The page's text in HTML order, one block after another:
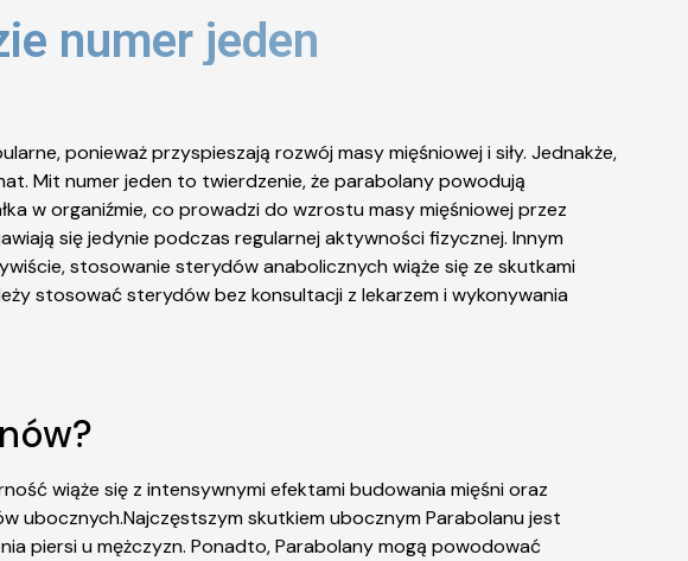
numer jeden
ponieważ przyspieszają rozwój masy mięśniowej i siły. Jednakże,
Mit numer jeden to twierdzenie, że parabolany powodują
w organiźmie, co prowadzi do wzrostu masy mięśniowej przez
się jedynie podczas regularnej aktywności fizycznej. Innym
stosowanie sterydów anabolicznych wiąże się ze skutkami
stosować sterydów bez konsultacji z lekarzem i wykonywania
wiąże się z intensywnymi efektami budowania mięśni oraz
ubocznych.Najczęstszym skutkiem ubocznym Parabolanu jest
piersi u mężczyzn. Ponadto, Parabolany mogą powodować